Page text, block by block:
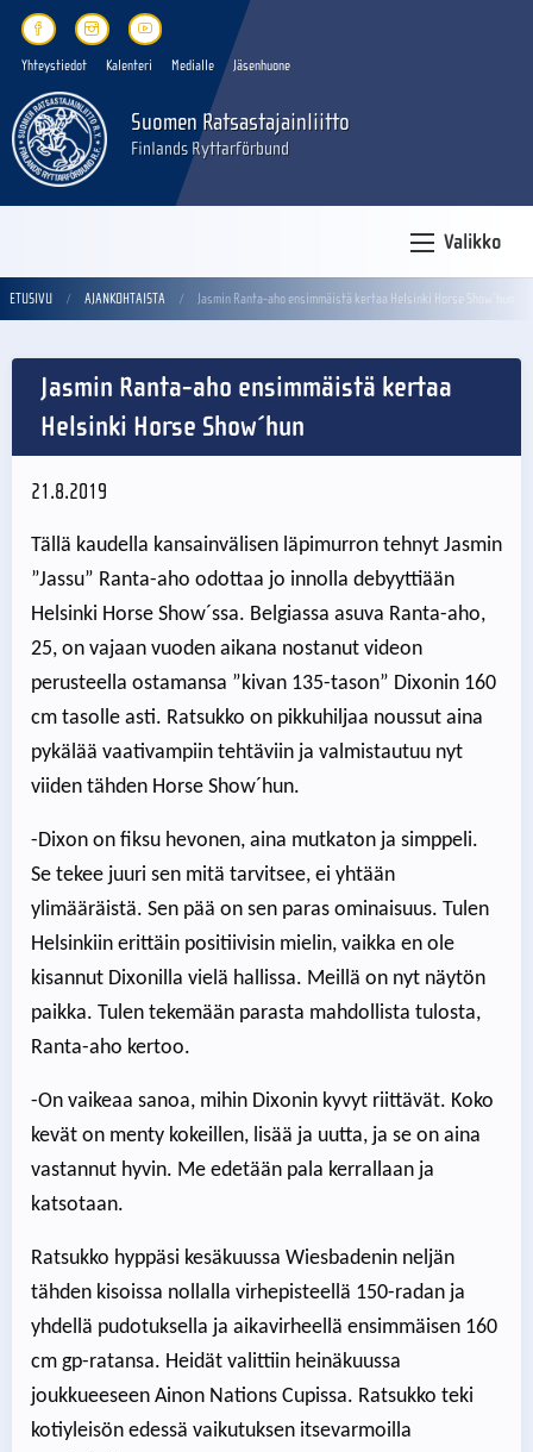
Yhteystiedot Kalenteri Medialle Jäsenhuone
Suomen Ratsastajainliitto
Finlands Ryttarförbund
Valikko
ETUSIVU AJANKOHTAISTA Jasmin Ranta-aho ensimmäistä kertaa Helsinki Horse Show´hun
Jasmin Ranta-aho ensimmäistä kertaa
Helsinki Horse Show´hun
21.8.2019
Tällä kaudella kansainvälisen läpimurron tehnyt Jasmin
”Jassu” Ranta-aho odottaa jo innolla debyyttiään
Helsinki Horse Show´ssa. Belgiassa asuva Ranta-aho,
25, on vajaan vuoden aikana nostanut videon
perusteella ostamansa ”kivan 135-tason” Dixonin 160
cm tasolle asti. Ratsukko on pikkuhiljaa noussut aina
pykälää vaativampiin tehtäviin ja valmistautuu nyt
viiden tähden Horse Show´hun.
-Dixon on fiksu hevonen, aina mutkaton ja simppeli.
Se tekee juuri sen mitä tarvitsee, ei yhtään
ylimääräistä. Sen pää on sen paras ominaisuus. Tulen
Helsinkiin erittäin positiivisin mielin, vaikka en ole
kisannut Dixonilla vielä hallissa. Meillä on nyt näytön
paikka. Tulen tekemään parasta mahdollista tulosta,
Ranta-aho kertoo.
-On vaikeaa sanoa, mihin Dixonin kyvyt riittävät. Koko
kevät on menty kokeillen, lisää ja uutta, ja se on aina
vastannut hyvin. Me edetään pala kerrallaan ja
katsotaan.
Ratsukko hyppäsi kesäkuussa Wiesbadenin neljän
tähden kisoissa nollalla virhepisteellä 150-radan ja
yhdellä pudotuksella ja aikavirheellä ensimmäisen 160
cm gp-ratansa. Heidät valittiin heinäkuussa
joukkueeseen Ainon Nations Cupissa. Ratsukko teki
kotiyleisön edessä vaikutuksen itsevarmoilla